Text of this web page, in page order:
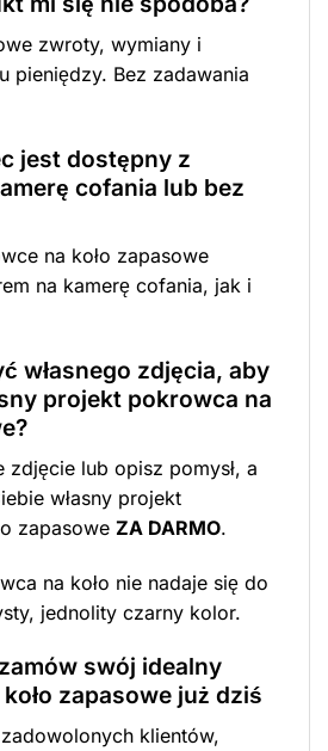
zwroty, wymiany i
pieniędzy. Bez zadawania
jest dostępny z
cofania lub bez
na koło zapasowe
na kamerę cofania, jak i
własnego zdjęcia, aby
projekt pokrowca na
zdjęcie lub opisz pomysł, a
własny projekt
zapasowe ZA DARMO.
na koło nie nadaje się do
jednolity czarny kolor.
swój idealny
zapasowe już dziś
klientów,